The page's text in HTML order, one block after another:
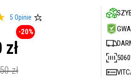
5 Opinie
zł
-20%